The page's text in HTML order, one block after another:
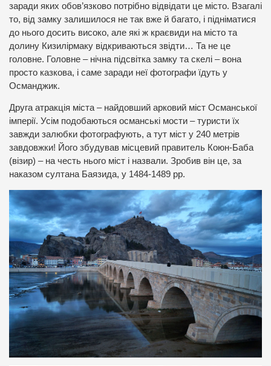
заради яких обов’язково потрібно відвідати це місто. Взагалі
то, від замку залишилося не так вже й багато, і підніматися
до нього досить високо, але які ж краєвиди на місто та
долину Кизилірмаку відкриваються звідти… Та не це
головне. Головне – нічна підсвітка замку та скелі – вона
просто казкова, і саме заради неї фотографи їдуть у
Османджик.
Друга атракція міста – найдовший арковий міст Османської
імперії. Усім подобаються османські мости – туристи їх
завжди залюбки фотографують, а тут міст у 240 метрів
завдовжки! Його збудував місцевий правитель Коюн-Баба
(візир) – на честь нього міст і назвали. Зробив він це, за
наказом султана Баязида, у 1484-1489 рр.